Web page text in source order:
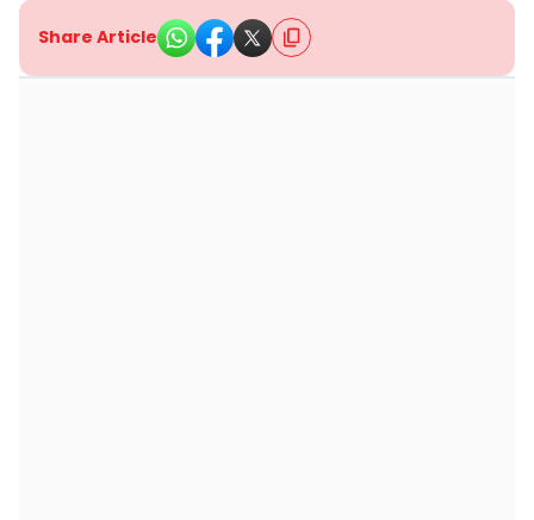
Share Article